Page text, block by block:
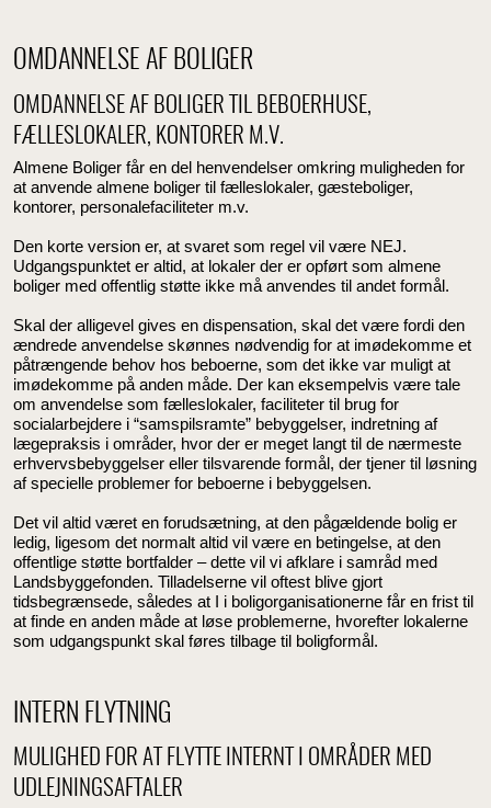
OMDANNELSE AF BOLIGER
OMDANNELSE AF BOLIGER TIL BEBOERHUSE,
FÆLLESLOKALER, KONTORER M.V.
Almene Boliger får en del henvendelser omkring muligheden for
at anvende almene boliger til fælleslokaler, gæsteboliger,
kontorer, personalefaciliteter m.v.
Den korte version er, at svaret som regel vil være NEJ.
Udgangspunktet er altid, at lokaler der er opført som almene
boliger med offentlig støtte ikke må anvendes til andet formål.
Skal der alligevel gives en dispensation, skal det være fordi den
ændrede anvendelse skønnes nødvendig for at imødekomme et
påtrængende behov hos beboerne, som det ikke var muligt at
imødekomme på anden måde. Der kan eksempelvis være tale
om anvendelse som fælleslokaler, faciliteter til brug for
socialarbejdere i “samspilsramte” bebyggelser, indretning af
lægepraksis i områder, hvor der er meget langt til de nærmeste
erhvervsbebyggelser eller tilsvarende formål, der tjener til løsning
af specielle problemer for beboerne i bebyggelsen.
Det vil altid været en forudsætning, at den pågældende bolig er
ledig, ligesom det normalt altid vil være en betingelse, at den
offentlige støtte bortfalder – dette vil vi afklare i samråd med
Landsbyggefonden. Tilladelserne vil oftest blive gjort
tidsbegrænsede, således at I i boligorganisationerne får en frist til
at finde en anden måde at løse problemerne, hvorefter lokalerne
som udgangspunkt skal føres tilbage til boligformål.
INTERN FLYTNING
MULIGHED FOR AT FLYTTE INTERNT I OMRÅDER MED
UDLEJNINGSAFTALER